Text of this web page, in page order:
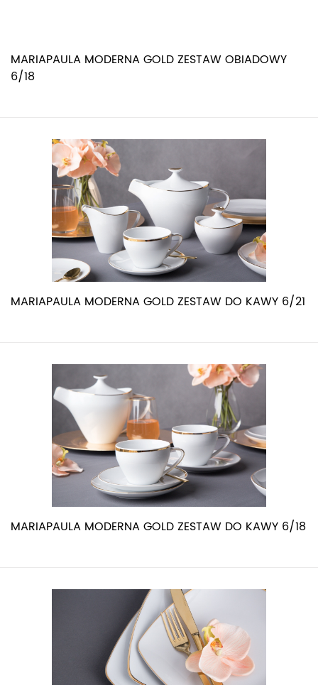
MARIAPAULA MODERNA GOLD ZESTAW OBIADOWY
6/18
MARIAPAULA MODERNA GOLD ZESTAW DO KAWY 6/21
MARIAPAULA MODERNA GOLD ZESTAW DO KAWY 6/18